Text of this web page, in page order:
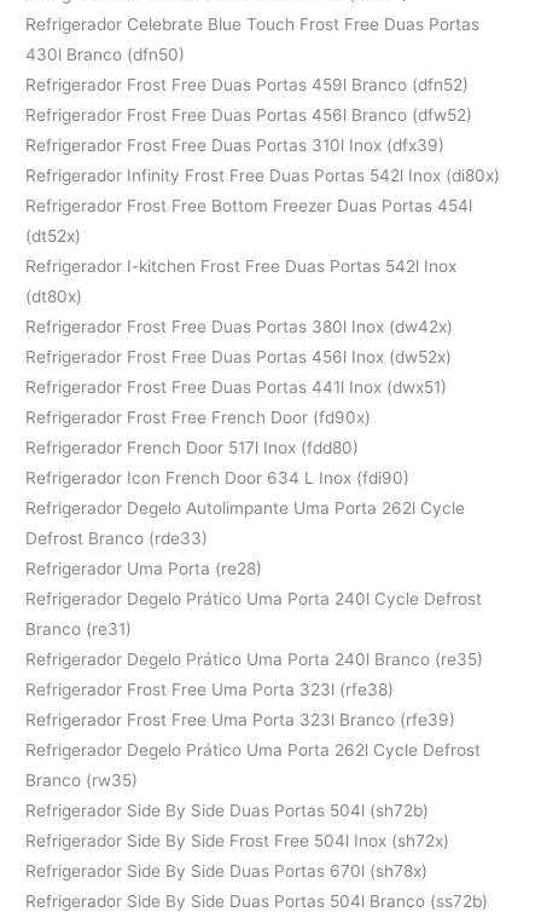
Refrigerador Celebrate Blue Touch Frost Free Duas Portas
430l Branco (dfn50)
Refrigerador Frost Free Duas Portas 459l Branco (dfn52)
Refrigerador Frost Free Duas Portas 456l Branco (dfw52)
Refrigerador Frost Free Duas Portas 310l Inox (dfx39)
Refrigerador Infinity Frost Free Duas Portas 542l Inox (di80x)
Refrigerador Frost Free Bottom Freezer Duas Portas 454l
(dt52x)
Refrigerador I-kitchen Frost Free Duas Portas 542l Inox
(dt80x)
Refrigerador Frost Free Duas Portas 380l Inox (dw42x)
Refrigerador Frost Free Duas Portas 456l Inox (dw52x)
Refrigerador Frost Free Duas Portas 441l Inox (dwx51)
Refrigerador Frost Free French Door (fd90x)
Refrigerador French Door 517l Inox (fdd80)
Refrigerador Icon French Door 634 L Inox (fdi90)
Refrigerador Degelo Autolimpante Uma Porta 262l Cycle
Defrost Branco (rde33)
Refrigerador Uma Porta (re28)
Refrigerador Degelo Prático Uma Porta 240l Cycle Defrost
Branco (re31)
Refrigerador Degelo Prático Uma Porta 240l Branco (re35)
Refrigerador Frost Free Uma Porta 323l (rfe38)
Refrigerador Frost Free Uma Porta 323l Branco (rfe39)
Refrigerador Degelo Prático Uma Porta 262l Cycle Defrost
Branco (rw35)
Refrigerador Side By Side Duas Portas 504l (sh72b)
Refrigerador Side By Side Frost Free 504l Inox (sh72x)
Refrigerador Side By Side Duas Portas 670l (sh78x)
Refrigerador Side By Side Duas Portas 504l Branco (ss72b)